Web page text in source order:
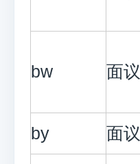
bw 面议
by 面议